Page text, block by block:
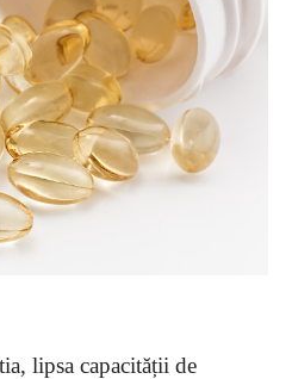
lipsa capacității de